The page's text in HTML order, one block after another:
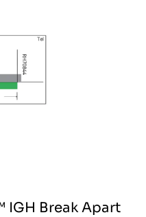
IGH Break Apart